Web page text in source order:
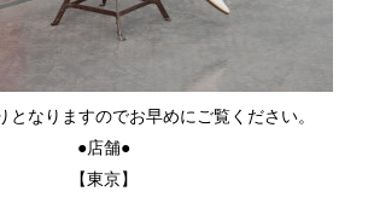
なりますのでお早めにご覧ください。
●店舗●
【東京】